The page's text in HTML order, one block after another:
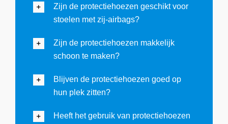
Zijn de protectiehoezen geschikt voor
stoelen met zij-airbags?
Zijn de protectiehoezen makkelijk
schoon te maken?
Blijven de protectiehoezen goed op
hun plek zitten?
Heeft het gebruik van protectiehoezen